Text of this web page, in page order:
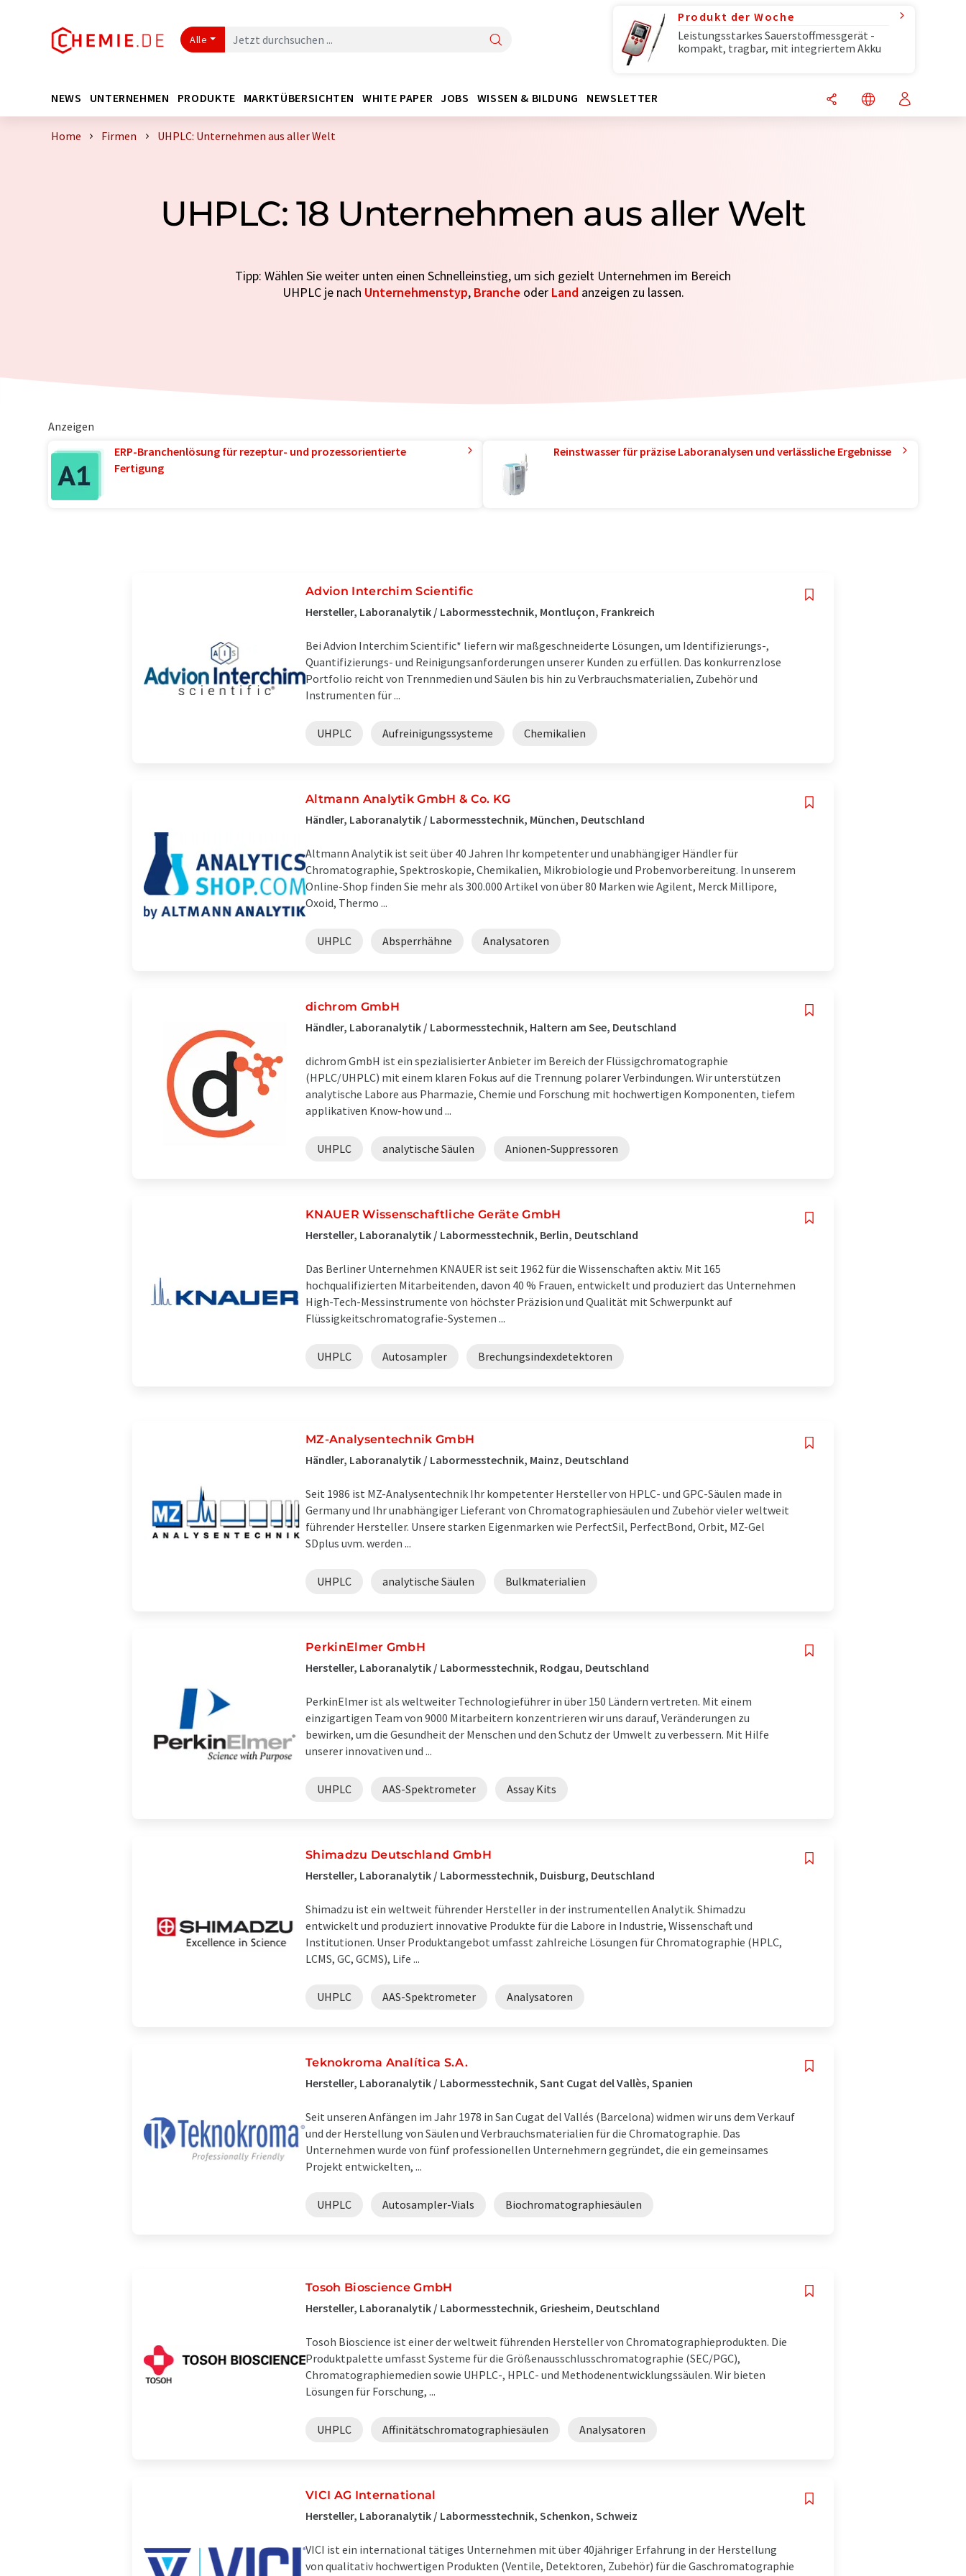
Alle
Produkt der Woche
Leistungsstarkes Sauerstoffmessgerät -
kompakt, tragbar, mit integriertem Akku
NEWS UNTERNEHMEN PRODUKTE MARKTÜBERSICHTEN WHITE PAPER JOBS WISSEN & BILDUNG NEWSLETTER
Home Firmen UHPLC: Unternehmen aus aller Welt
UHPLC: 18 Unternehmen aus aller Welt
Tipp: Wählen Sie weiter unten einen Schnelleinstieg, um sich gezielt Unternehmen im Bereich
UHPLC je nach Unternehmenstyp, Branche oder Landanzeigen zu lassen.
Anzeigen
ERP-Branchenlösung für rezeptur- und prozessorientierte
Fertigung
Reinstwasser für präzise Laboranalysen und verlässliche Ergebnisse
Advion Interchim Scientific
Hersteller, Laboranalytik / Labormesstechnik, Montluçon, Frankreich
Bei Advion Interchim Scientific* liefern wir maßgeschneiderte Lösungen, um Identifizierungs-,
Quantifizierungs- und Reinigungsanforderungen unserer Kunden zu erfüllen. Das konkurrenzlose
Portfolio reicht von Trennmedien und Säulen bis hin zu Verbrauchsmaterialien, Zubehör und
Instrumenten für ...
UHPLC Aufreinigungssysteme Chemikalien
Altmann Analytik GmbH & Co. KG
Händler, Laboranalytik / Labormesstechnik, München, Deutschland
Altmann Analytik ist seit über 40 Jahren Ihr kompetenter und unabhängiger Händler für
Chromatographie, Spektroskopie, Chemikalien, Mikrobiologie und Probenvorbereitung. In unserem
Online-Shop finden Sie mehr als 300.000 Artikel von über 80 Marken wie Agilent, Merck Millipore,
Oxoid, Thermo ...
UHPLC Absperrhähne Analysatoren
dichrom GmbH
Händler, Laboranalytik / Labormesstechnik, Haltern am See, Deutschland
dichrom GmbH ist ein spezialisierter Anbieter im Bereich der Flüssigchromatographie
(HPLC/UHPLC) mit einem klaren Fokus auf die Trennung polarer Verbindungen. Wir unterstützen
analytische Labore aus Pharmazie, Chemie und Forschung mit hochwertigen Komponenten, tiefem
applikativen Know-how und ...
UHPLC analytische Säulen Anionen-Suppressoren
KNAUER Wissenschaftliche Geräte GmbH
Hersteller, Laboranalytik / Labormesstechnik, Berlin, Deutschland
Das Berliner Unternehmen KNAUER ist seit 1962 für die Wissenschaften aktiv. Mit 165
hochqualifizierten Mitarbeitenden, davon 40 % Frauen, entwickelt und produziert das Unternehmen
High-Tech-Messinstrumente von höchster Präzision und Qualität mit Schwerpunkt auf
Flüssigkeitschromatografie-Systemen ...
UHPLC Autosampler Brechungsindexdetektoren
MZ-Analysentechnik GmbH
Händler, Laboranalytik / Labormesstechnik, Mainz, Deutschland
Seit 1986 ist MZ-Analysentechnik Ihr kompetenter Hersteller von HPLC- und GPC-Säulen made in
Germany und Ihr unabhängiger Lieferant von Chromatographiesäulen und Zubehör vieler weltweit
führender Hersteller. Unsere starken Eigenmarken wie PerfectSil, PerfectBond, Orbit, MZ-Gel
SDplus uvm. werden ...
UHPLC analytische Säulen Bulkmaterialien
PerkinElmer GmbH
Hersteller, Laboranalytik / Labormesstechnik, Rodgau, Deutschland
PerkinElmer ist als weltweiter Technologieführer in über 150 Ländern vertreten. Mit einem
einzigartigen Team von 9000 Mitarbeitern konzentrieren wir uns darauf, Veränderungen zu
bewirken, um die Gesundheit der Menschen und den Schutz der Umwelt zu verbessern. Mit Hilfe
unserer innovativen und ...
UHPLC AAS-Spektrometer Assay Kits
Shimadzu Deutschland GmbH
Hersteller, Laboranalytik / Labormesstechnik, Duisburg, Deutschland
Shimadzu ist ein weltweit führender Hersteller in der instrumentellen Analytik. Shimadzu
entwickelt und produziert innovative Produkte für die Labore in Industrie, Wissenschaft und
Institutionen. Unser Produktangebot umfasst zahlreiche Lösungen für Chromatographie (HPLC,
LCMS, GC, GCMS), Life ...
UHPLC AAS-Spektrometer Analysatoren
Teknokroma Analítica S.A.
Hersteller, Laboranalytik / Labormesstechnik, Sant Cugat del Vallès, Spanien
Seit unseren Anfängen im Jahr 1978 in San Cugat del Vallés (Barcelona) widmen wir uns dem Verkauf
und der Herstellung von Säulen und Verbrauchsmaterialien für die Chromatographie. Das
Unternehmen wurde von fünf professionellen Unternehmern gegründet, die ein gemeinsames
Projekt entwickelten, ...
UHPLC Autosampler-Vials Biochromatographiesäulen
Tosoh Bioscience GmbH
Hersteller, Laboranalytik / Labormesstechnik, Griesheim, Deutschland
Tosoh Bioscience ist einer der weltweit führenden Hersteller von Chromatographieprodukten. Die
Produktpalette umfasst Systeme für die Größenausschlusschromatographie (SEC/PGC),
Chromatographiemedien sowie UHPLC-, HPLC- und Methodenentwicklungssäulen. Wir bieten
Lösungen für Forschung, ...
UHPLC Affinitätschromatographiesäulen Analysatoren
VICI AG International
Hersteller, Laboranalytik / Labormesstechnik, Schenkon, Schweiz
VICI ist ein international tätiges Unternehmen mit über 40jähriger Erfahrung in der Herstellung
von qualitativ hochwertigen Produkten (Ventile, Detektoren, Zubehör) für die Gaschromatographie